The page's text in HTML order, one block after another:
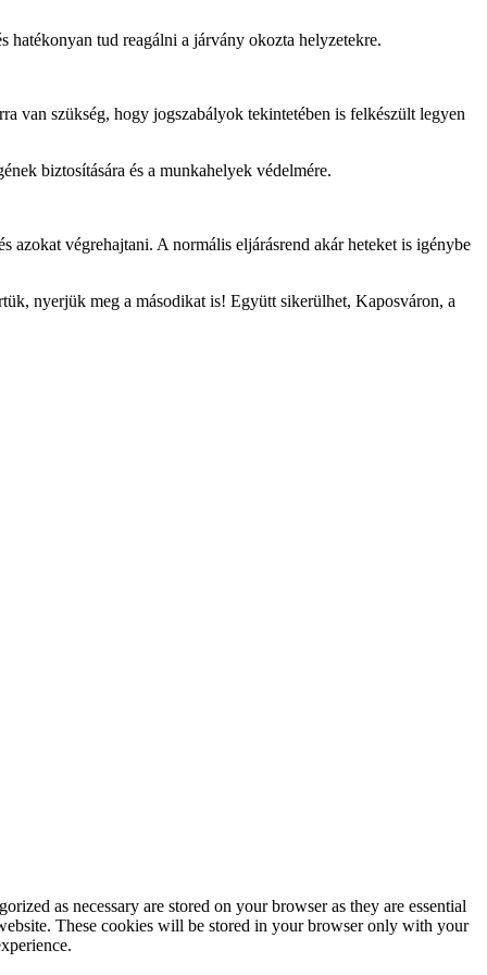
hatékonyan tud reagálni a járvány okozta helyzetekre.
van szükség, hogy jogszabályok tekintetében is felkészült legyen
biztosítására és a munkahelyek védelmére.
azokat végrehajtani. A normális eljárásrend akár heteket is igénybe
nyerjük meg a másodikat is! Együtt sikerülhet, Kaposváron, a
as necessary are stored on your browser as they are essential
These cookies will be stored in your browser only with your